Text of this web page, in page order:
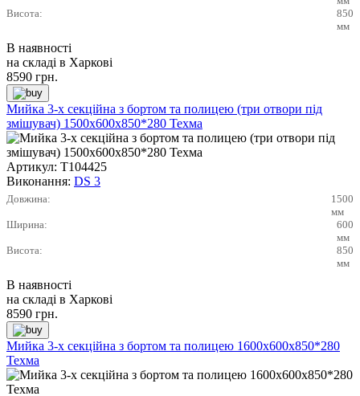
Висота:
850
мм
В наявності
на складі в Харкові
8590 грн.
Мийка 3-х секційна з бортом та полицею (три отвори під
змішувач) 1500х600х850*280 Техма
Артикул: Т104425
Виконання: DS 3
Довжина:
1500
мм
Ширина:
600
мм
Висота:
850
мм
В наявності
на складі в Харкові
8590 грн.
Мийка 3-х секційна з бортом та полицею 1600х600х850*280
Техма